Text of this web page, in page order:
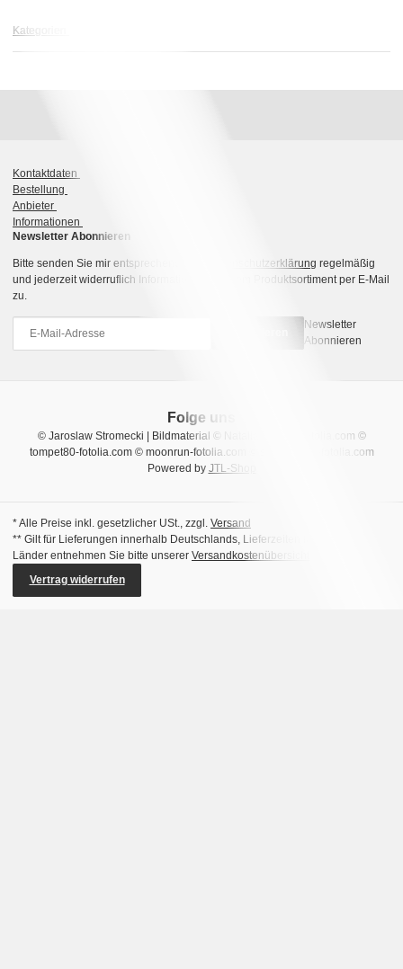
Kategorien
Kontaktdaten
Bestellung
Anbieter
Informationen
Newsletter Abonnieren
Bitte senden Sie mir entsprechend Ihrer Datenschutzerklärung regelmäßig
und jederzeit widerruflich Informationen zu Ihrem Produktsortiment per E-Mail
zu.
Newsletter
Abonnieren
© Jaroslaw Stromecki | Bildmaterial © Natalia Uzkova-fotolia.com ©
tompet80-fotolia.com © moonrun-fotolia.com © sara_winter-fotolia.com
Powered by JTL-Shop
Folge uns
* Alle Preise inkl. gesetzlicher USt., zzgl. Versand
** Gilt für Lieferungen innerhalb Deutschlands, Lieferzeiten für andere
Länder entnehmen Sie bitte unserer Versandkostenübersicht
Vertrag widerrufen